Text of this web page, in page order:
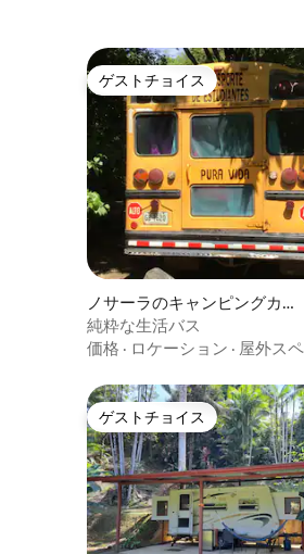
ゲストチョイス
ゲストチョイス
ノサーラのキャンピングカ
ー・RV
純粋な生活バス
価格 · ロケーション · 屋外ス
ゲストチョイス
ゲストチョイス